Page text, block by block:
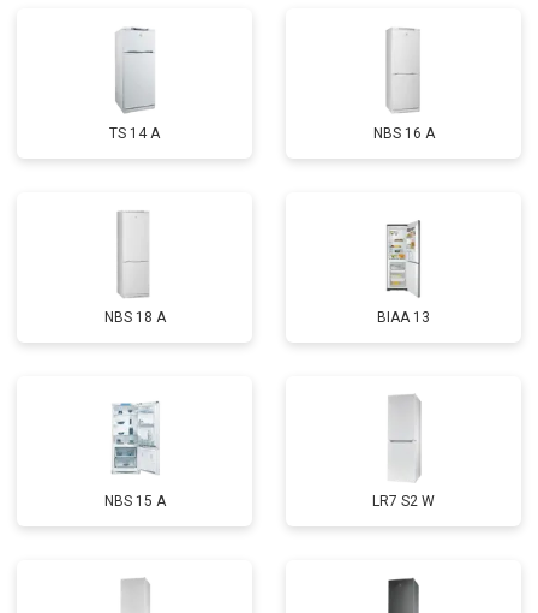
TS 14 A NBS 16 A
NBS 18 A BIAA 13
NBS 15 A LR7 S2 W